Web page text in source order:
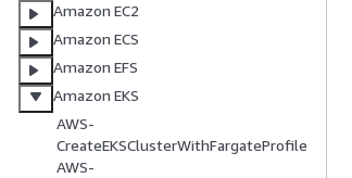
Amazon EC2
Amazon ECS
Amazon EFS
Amazon EKS
AWS-
CreateEKSClusterWithFargateProfile
AWS-